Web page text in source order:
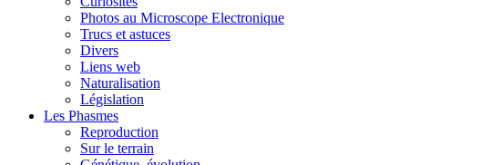
Photos au Microscope Electronique
Trucs et astuces
Divers
Liens web
Naturalisation
Législation
Les Phasmes
Reproduction
Sur le terrain